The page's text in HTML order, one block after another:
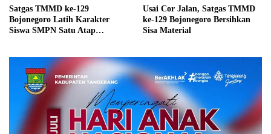
Satgas TMMD ke-129
Bojonegoro Latih Karakter
Siswa SMPN Satu Atap
Usai Cor Jalan, Satgas TMMD
ke-129 Bojonegoro Bersihkan
Sisa Material